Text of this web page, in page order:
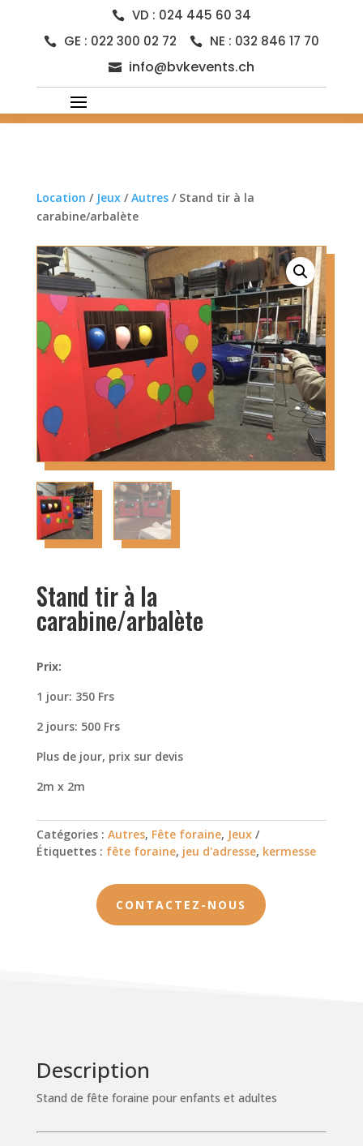
 VD : 024 445 60 34
 GE : 022 300 02 72  NE : 032 846 17 70
 info@bvkevents.ch
Location / Jeux/Autres/ Stand tir à la
carabine/arbalète
Stand tir à la
carabine/arbalète
Prix:
1 jour: 350 Frs
2 jours: 500 Frs
Plus de jour, prix sur devis
2m x 2m
Catégories : Autres, Fête foraine, Jeux
Étiquettes : fête foraine, jeu d'adresse, kermesse
CONTACTEZ-NOUS
Description
Stand de fête foraine pour enfants et adultes